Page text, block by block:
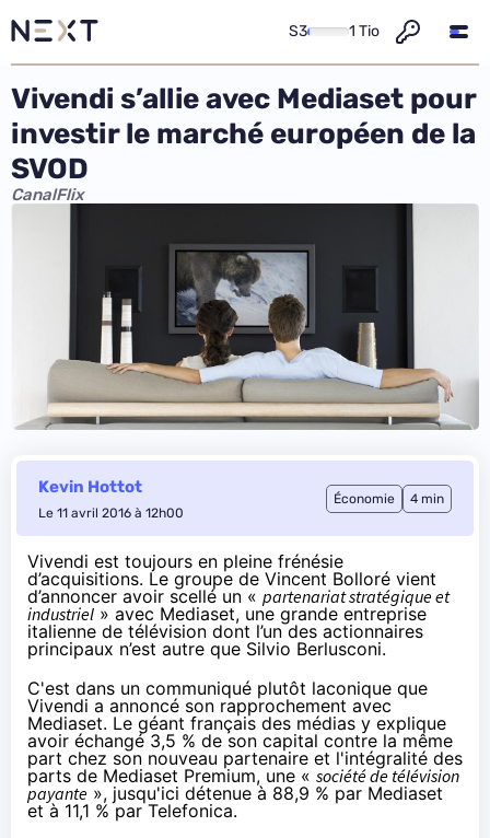
S3 1 Tio
Vivendi s’allie avec Mediaset pour
investir le marché européen de la
SVOD
CanalFlix
Kevin Hottot
Le 11 avril 2016 à 12h00
Économie 4 min
Vivendi est toujours en pleine frénésie
d’acquisitions. Le groupe de Vincent Bolloré vient
d’annoncer avoir scellé un « partenariat stratégique et
industriel » avec Mediaset, une grande entreprise
italienne de télévision dont l’un des actionnaires
principaux n’est autre que Silvio Berlusconi.
C'est dans un communiqué plutôt laconique que
Vivendi a annoncé son rapprochement avec
Mediaset. Le géant français des médias y explique
avoir échangé 3,5 % de son capital contre la même
part chez son nouveau partenaire et l'intégralité des
parts de Mediaset Premium, une « société de télévision
payante », jusqu'ici détenue à 88,9 % par Mediaset
et à 11,1 % par Telefonica.